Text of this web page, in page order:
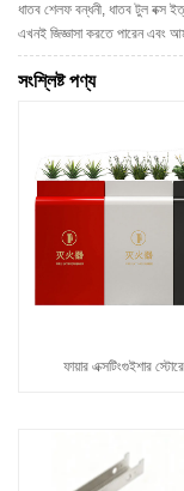
ধাতব শেলফ বন্ধনী, ধাতব টুল বক্স
এখনই জিজ্ঞাসা করতে পারেন এবং
সংশ্লিষ্ট পণ্য
ফায়ার এক্সটিংগুইশার